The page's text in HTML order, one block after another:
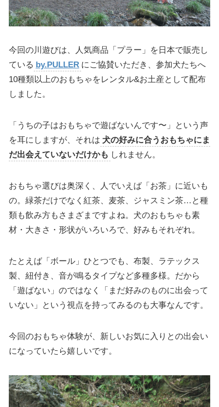
今回の川遊びは、人気商品「プラー」を日本で販売し
ている by.PULLER にご協賛いただき、参加犬たちへ
10種類以上のおもちゃをレンタル&お土産として配布
しました。
「うちの子はおもちゃで遊ばないんです〜」という声
を耳にしますが、それは 犬の好みに合うおもちゃにま
だ出会えていないだけかも しれません。
おもちゃ選びは奥深く、人でいえば「お茶」に近いも
の。緑茶だけでなく紅茶、麦茶、ジャスミン茶…と種
類も飲み方もさまざまですよね。犬のおもちゃも素
材・大きさ・形状がいろいろで、好みもそれぞれ。
たとえば「ボール」ひとつでも、布製、ラテックス
製、紐付き、音が鳴るタイプなど多種多様。だから
「遊ばない」のではなく「まだ好みのものに出会って
いない」という視点を持ってみるのも大事なんです。
今回のおもちゃ体験が、新しいお気に入りとの出会い
になっていたら嬉しいです。